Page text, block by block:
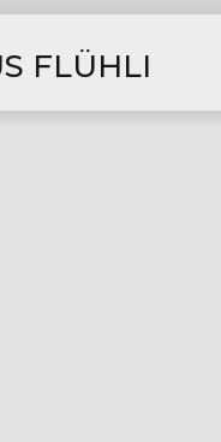
FLÜHLI